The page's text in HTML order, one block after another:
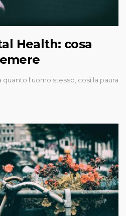
Health: cosa
quanto l'uomo stesso, così la paura